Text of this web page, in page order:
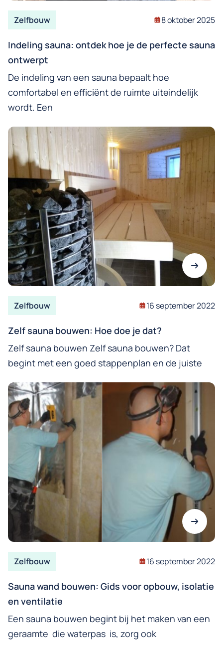
Zelfbouw 8 oktober 2025
Indeling sauna: ontdek hoe je de perfecte sauna
ontwerpt
De indeling van een sauna bepaalt hoe
comfortabel en efficiënt de ruimte uiteindelijk
wordt. Een
Zelfbouw 16 september 2022
Zelf sauna bouwen: Hoe doe je dat?
Zelf sauna bouwen Zelf sauna bouwen? Dat
begint met een goed stappenplan en de juiste
Zelfbouw 16 september 2022
Sauna wand bouwen: Gids voor opbouw, isolatie
en ventilatie
Een sauna bouwen begint bij het maken van een
geraamte die waterpas is, zorg ook